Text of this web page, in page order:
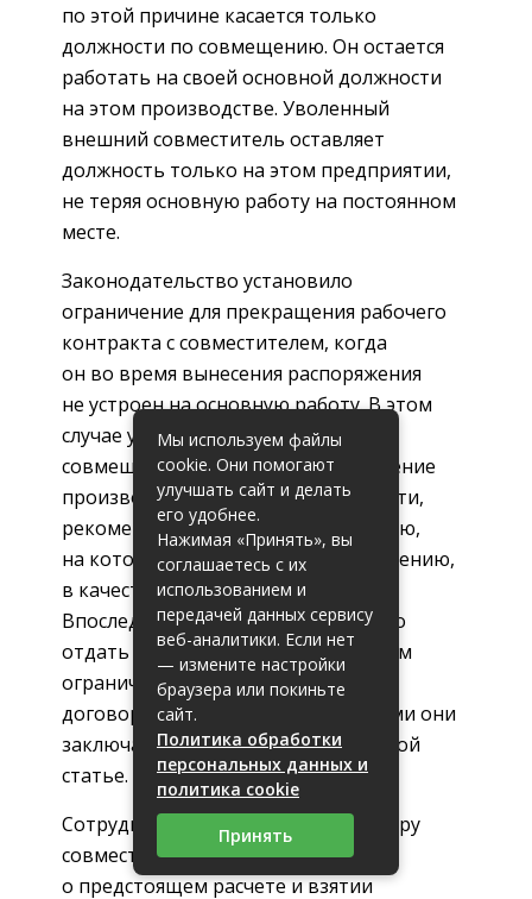
по этой причине касается только
должности по совмещению. Он остается
работать на своей основной должности
на этом производстве. Уволенный
внешний совместитель оставляет
должность только на этом предприятии,
не теряя основную работу на постоянном
месте.
Законодательство установило
ограничение для прекращения рабочего
контракта с совместителем, когда
он во время вынесения распоряжения
не устроен на основную работу. В этом
случае увольнять его нельзя. Если
совмещение внутреннее, а увольнение
производится по основной занятости,
рекомендуется предлагать вакансию,
на которой он работает по совмещению,
в качестве основной именно ему.
Впоследствии эту должность можно
отдать другому специалисту. Другим
ограничением становится срочный
договор. Совместителей, с которыми они
заключаются, нельзя уволить по этой
статье.
Сотрудник, работающий по договору
совместительства, уведомляется
о предстоящем расчете и взятии
Мы используем файлы
cookie. Они помогают
улучшать сайт и делать
его удобнее.
Нажимая «Принять», вы
соглашаетесь с их
использованием и
передачей данных сервису
веб-аналитики. Если нет
— измените настройки
браузера или покиньте
сайт.
Политика обработки
персональных данных и
политика cookie
Принять